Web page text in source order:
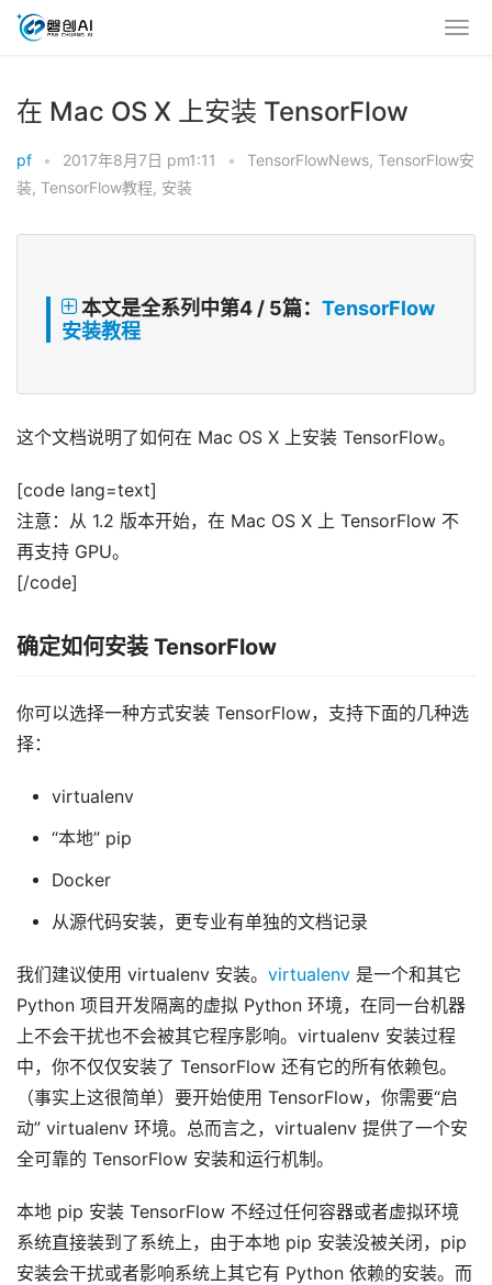
在 Mac OS X 上安装 TensorFlow
pf • 2017年8月7日 pm1:11 • TensorFlowNews, TensorFlow安
装, TensorFlow教程, 安装
本文是全系列中第4 / 5篇： TensorFlow
安装教程
这个文档说明了如何在 Mac OS X 上安装 TensorFlow。
[code lang=text]
注意：从 1.2 版本开始，在 Mac OS X 上 TensorFlow 不
再支持 GPU。
[/code]
确定如何安装 TensorFlow
你可以选择一种方式安装 TensorFlow，支持下面的几种选
择：
virtualenv
“本地” pip
Docker
从源代码安装，更专业有单独的文档记录
我们建议使用 virtualenv 安装。 virtualenv 是一个和其它
Python 项目开发隔离的虚拟 Python 环境，在同一台机器
上不会干扰也不会被其它程序影响。virtualenv 安装过程
中，你不仅仅安装了 TensorFlow 还有它的所有依赖包。
（事实上这很简单）要开始使用 TensorFlow，你需要“启
动” virtualenv 环境。总而言之，virtualenv 提供了一个安
全可靠的 TensorFlow 安装和运行机制。
本地 pip 安装 TensorFlow 不经过任何容器或者虚拟环境
系统直接装到了系统上，由于本地 pip 安装没被关闭，pip
安装会干扰或者影响系统上其它有 Python 依赖的安装。而